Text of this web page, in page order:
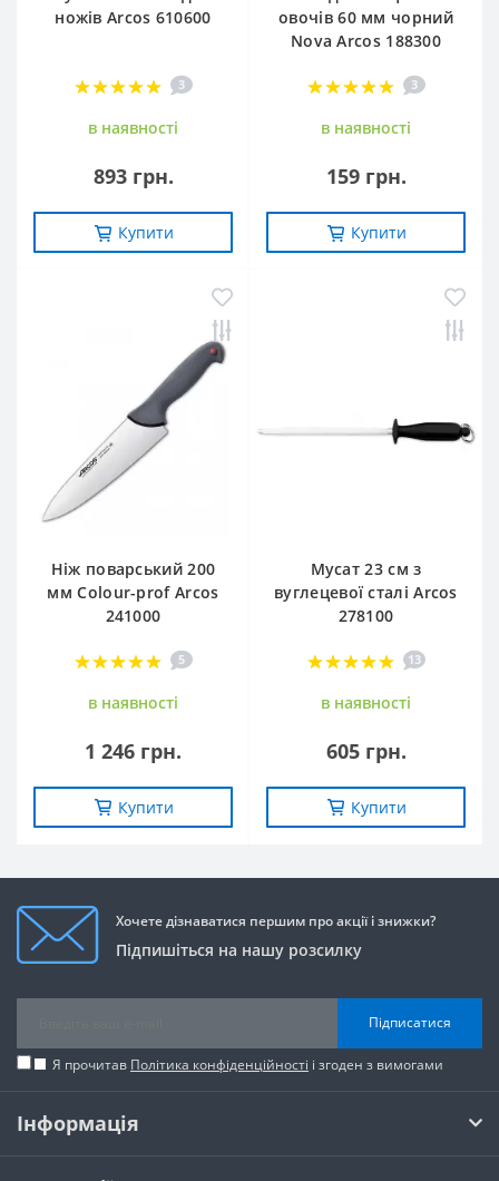
ножів Arcos 610600
3
в наявностi
893 грн.
Купити
овочів 60 мм чорний
Nova Arcos 188300
3
в наявностi
159 грн.
Купити
Ніж поварський 200
мм Сolour-prof Arcos
241000
5
в наявностi
1 246 грн.
Купити
Мусат 23 см з
вуглецевої сталі Arcos
278100
13
в наявностi
605 грн.
Купити
Хочете дізнаватися першим про акції і знижки?
Підпишіться на нашу розсилку
Підписатися
Я прочитав Політика конфіденційності і згоден з вимогами
Інформація